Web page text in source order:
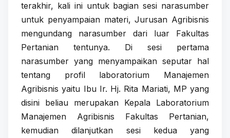
terakhir, kali ini untuk bagian sesi narasumber
untuk penyampaian materi, Jurusan Agribisnis
mengundang narasumber dari luar Fakultas
Pertanian tentunya. Di sesi pertama
narasumber yang menyampaikan seputar hal
tentang profil laboratorium Manajemen
Agribisnis yaitu Ibu Ir. Hj. Rita Mariati, MP yang
disini beliau merupakan Kepala Laboratorium
Manajemen Agribisnis Fakultas Pertanian,
kemudian dilanjutkan sesi kedua yang